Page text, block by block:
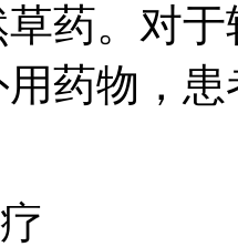
药。对
药物，